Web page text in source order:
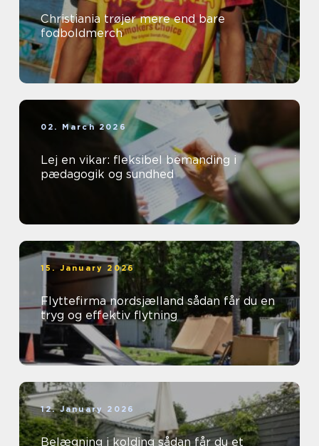
Christiania trøjer mere end bare
fodboldmerch
02. March 2026
Lej en vikar: fleksibel bemanding i
pædagogik og sundhed
15. January 2026
Flyttefirma nordsjælland sådan får du en
tryg og effektiv flytning
12. January 2026
Belægning i kolding sådan får du et